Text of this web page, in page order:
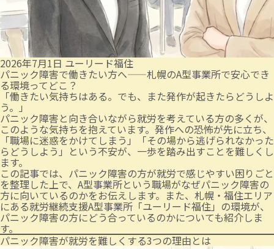
2026年7月1日 ユーリード福住
パニック障害で働きたい方へ——札幌のA型事業所で安心でき
る環境ってどこ？
「働きたい気持ちはある。でも、また発作が起きたらどうしよ
う。」
パニック障害と向き合いながら就労を考えている方の多くが、
このような気持ちを抱えています。発作への恐怖が先に立ち、
「職場に迷惑をかけてしまう」「その場から逃げられなかった
らどうしよう」という不安が、一歩を踏み出すことを難しくし
ます。
この記事では、パニック障害の方が就労で感じやすい困りごと
を整理した上で、A型事業所という職場がなぜパニック障害の
方に向いているのかをお伝えします。また、札幌・福住エリア
にある就労継続支援A型事業所「ユーリード福住」の環境が、
パニック障害の方にどう合っているのかについても紹介しま
す。
パニック障害が就労を難しくする3つの理由とは